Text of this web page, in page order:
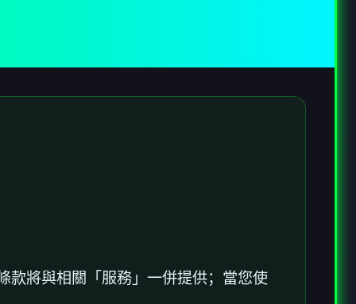
款將與相關「服務」一併提供；當您使